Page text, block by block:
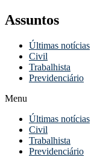
Assuntos
Últimas notícias
Civil
Trabalhista
Previdenciário
Menu
Últimas notícias
Civil
Trabalhista
Previdenciário